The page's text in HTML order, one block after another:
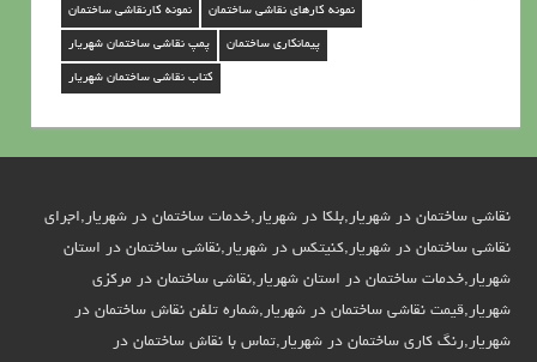
نمونه کارنقاشی ساختمان نمونه کارهای نقاشی ساختمان
پمپ نقاشی ساختمان شهریار پیمانکاری ساختمان
کتاب نقاشی ساختمان شهریار
نقاشی ساختمان در شهریار,بلکا در شهریار,خدمات ساختمان در شهریار,اجرای
نقاشی ساختمان در شهریار,کنیتکس در شهریار,نقاشی ساختمان در استان
شهریار,خدمات ساختمان در استان شهریار,نقاشی ساختمان در مرکزی
شهریار,قیمت نقاشی ساختمان در شهریار,شماره تلفن نقاش ساختمان در
شهریار,رنگ کاری ساختمان در شهریار,تماس با نقاش ساختمان در